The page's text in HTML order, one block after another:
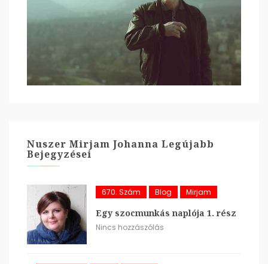
Nuszer Mirjam Johanna Legújabb
Bejegyzései
670. Szám Blog Mirjam
Egy szocmunkás naplója 1. rész
Nincs hozzászólás